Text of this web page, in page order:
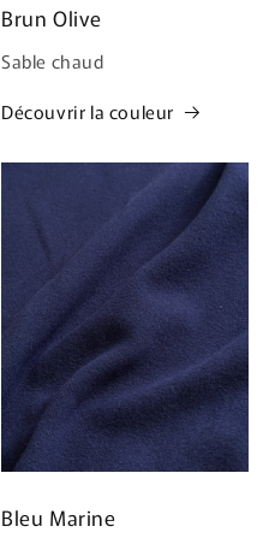
Brun Olive
Sable chaud
Découvrir la couleur
Bleu Marine